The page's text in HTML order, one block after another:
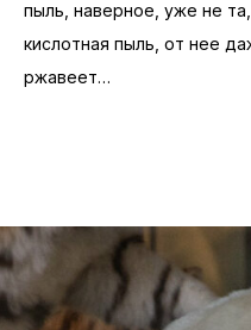
пыль, наверное, уже не
кислотная пыль, от нее
ржавеет…